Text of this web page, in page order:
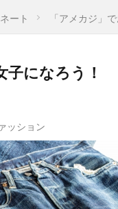
ート 「アメカジ」
子になろう！
ッション